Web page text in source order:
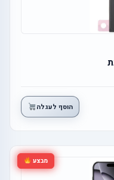
הוסף לעגלה
מבצע